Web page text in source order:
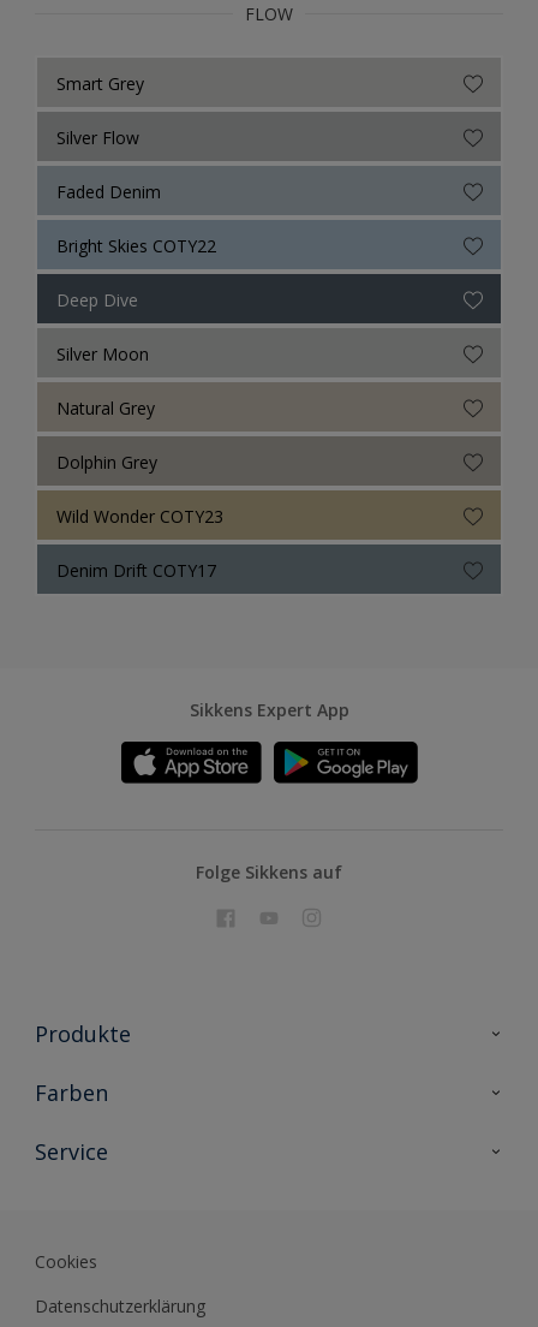
FLOW
Smart Grey
Silver Flow
Faded Denim
Bright Skies COTY22
Deep Dive
Silver Moon
Natural Grey
Dolphin Grey
Wild Wonder COTY23
Denim Drift COTY17
Sikkens Expert App
Folge Sikkens auf
Produkte
Holzschutz
Metallschutz
Farben
Farbkollektionen
Farb-Tools
Service
Sikkens Akademie
Datenblätter
Cookies
Datenschutzerklärung